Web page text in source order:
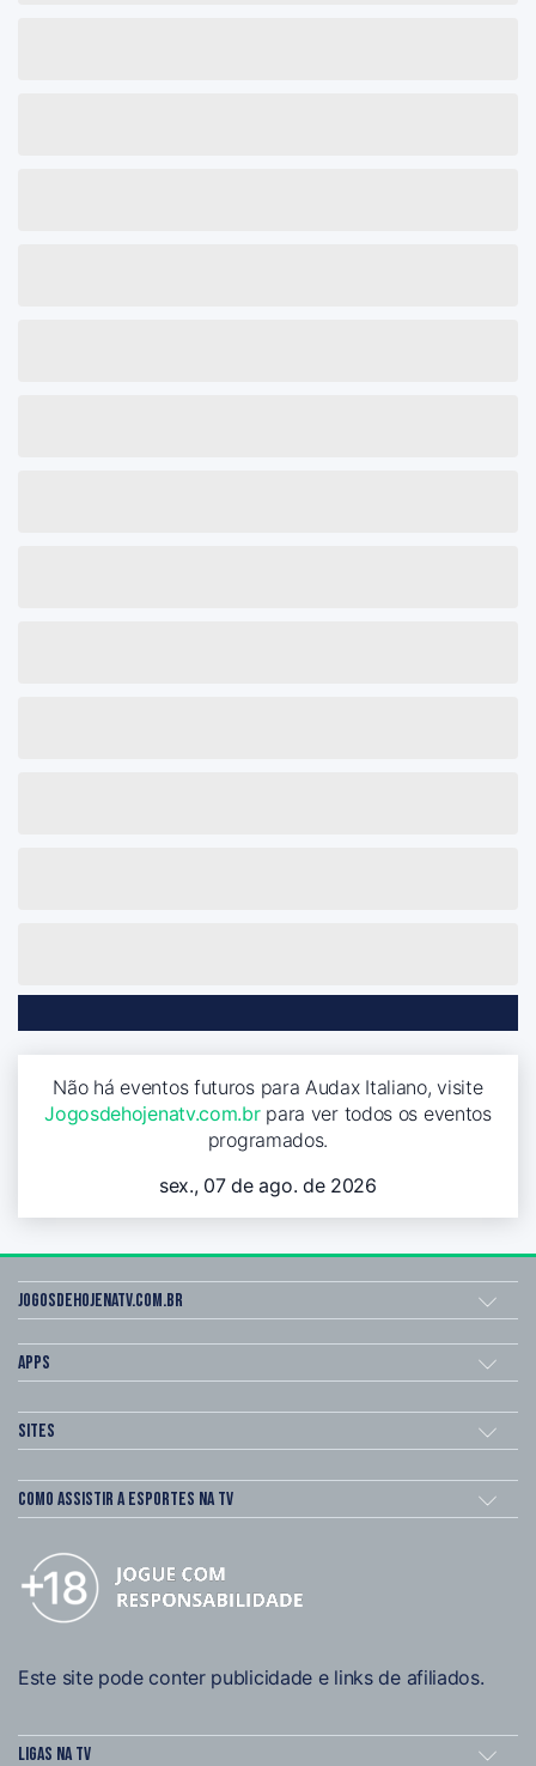
Não há eventos futuros para Audax Italiano, visite
Jogosdehojenatv.com.brpara ver todos os eventos
programados.
sex., 07 de ago. de 2026
Jogosdehojenatv.com.br
Apps
Sites
Como assistir a esportes na TV
Este site pode conter publicidade e links de afiliados.
Ligas na TV